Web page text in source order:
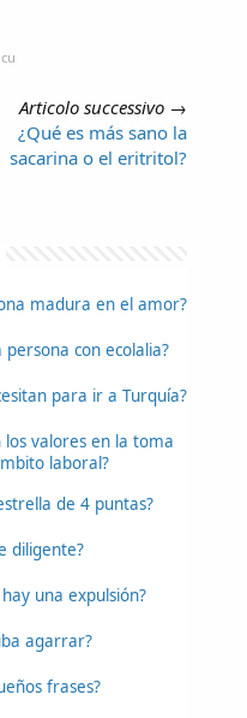
Articolo successivo →
¿Qué es más sano la
sacarina o el eritritol?
madura en el amor?
con ecolalia?
para ir a Turquía?
valores en la toma
laboral?
de 4 puntas?
diligente?
una expulsión?
agarrar?
frases?